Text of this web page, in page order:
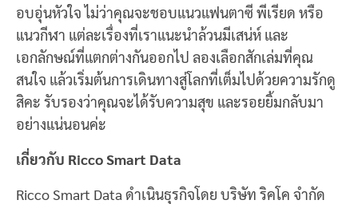
อบอุ่นหัวใจ ไม่ว่าคุณจะชอบแนวแฟนตาซี พีเรียด หรือ
แนวกีฬา แต่ละเรื่องที่เราแนะนำล้วนมีเสน่ห์ และ
เอกลักษณ์ที่แตกต่างกันออกไป ลองเลือกสักเล่มที่คุณ
สนใจ แล้วเริ่มต้นการเดินทางสู่โลกที่เต็มไปด้วยความรักดู
สิคะ รับรองว่าคุณจะได้รับความสุข และรอยยิ้มกลับมา
อย่างแน่นอนค่ะ
เกี่ยวกับ Ricco Smart Data
Ricco Smart Data ดำเนินธุรกิจโดย บริษัท ริคโค จำกัด